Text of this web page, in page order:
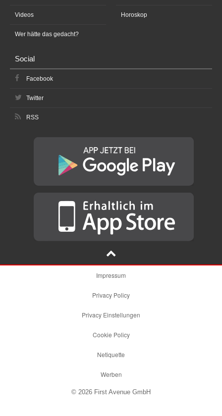
Videos
Wer hätte das gedacht?
Horoskop
Social
Facebook
Twitter
RSS
Impressum
Privacy Policy
Privacy Einstellungen
Cookie Policy
Netiquette
Werben
© 2026 First Avenue GmbH